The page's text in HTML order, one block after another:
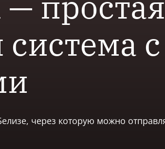
через которую можно